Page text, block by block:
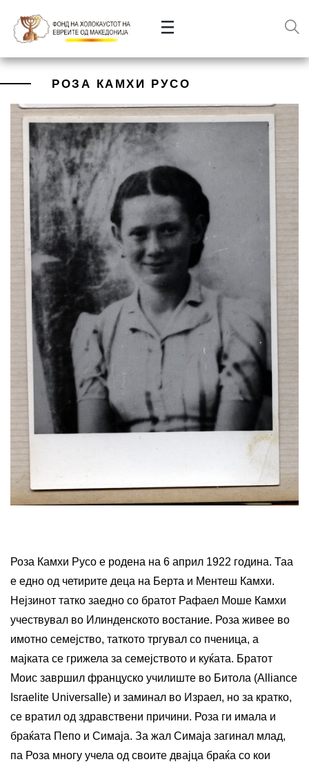
РОЗА КАМХИ РУСО
Роза Камхи Русо е родена на 6 април 1922 година. Таа
е едно од четирите деца на Берта и Ментеш Камхи.
Нејзинот татко заедно со братот Рафаел Моше Камхи
учествувал во Илинденското востание. Роза живее во
имотно семејство, таткото тргувал со пченица, а
мајката се грижела за семејството и куќата. Братот
Моис завршил француско училиште во Битола (Alliance
Israelite Universalle) и заминал во Израел, но за кратко,
се вратил од здравствени причини. Роза ги имала и
браќата Пепо и Симаја. За жал Симаја загинал млад,
па Роза многу учела од своите двајца браќа со кои